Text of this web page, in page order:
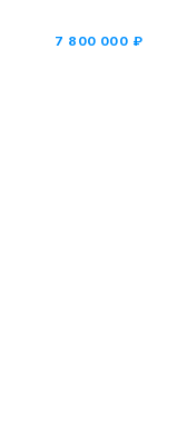
7 800 000 ₽